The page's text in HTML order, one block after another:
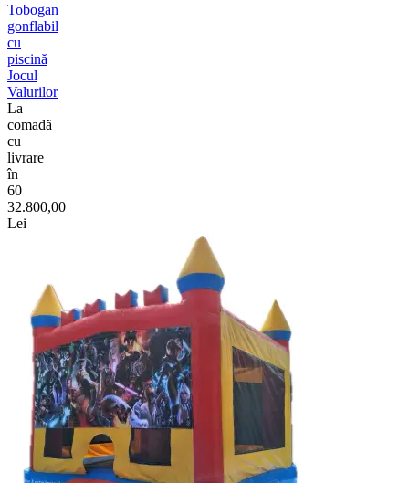
Tobogan
gonflabil
cu
piscină
Jocul
Valurilor
La
comadã
cu
livrare
în
60
32.800,00
Lei